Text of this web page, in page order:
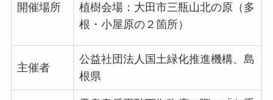
開催場所
植樹会場：大田市三瓶山北の原（多
根・小屋原の２箇所）
主催者
公益社団法人国土緑化推進機構、島
根県